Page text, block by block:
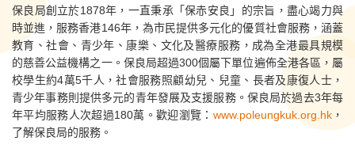
保良局創立於1878年，一直秉承「保赤安良」的宗旨，盡心竭力與
時並進，服務香港146年，為市民提供多元化的優質社會服務，涵蓋
教育、社會、青少年、康樂、文化及醫療服務，成為全港最具規模
的慈善公益機構之一。保良局超過300個屬下單位遍佈全港各區，屬
校學生約4萬5千人，社會服務照顧幼兒、兒童、長者及康復人士，
青少年事務則提供多元的青年發展及支援服務。保良局於過去3年每
年平均服務人次超過180萬。歡迎瀏覽： www.poleungkuk.org.hk，
了解保良局的服務。